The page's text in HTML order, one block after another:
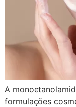
A
formulações